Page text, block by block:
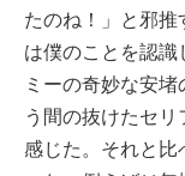
たのね！」と邪
は僕のことを認識
ミーの奇妙な安
う間の抜けたセ
感じた。それと